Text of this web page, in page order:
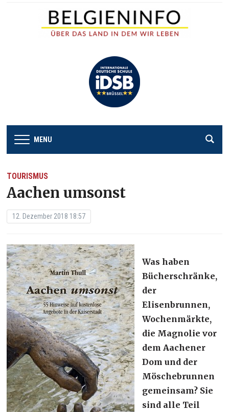
MENU
TOURISMUS
Aachen umsonst
12. Dezember 2018 18:57
Was haben
Bücherschränke,
der
Elisenbrunnen,
Wochenmärkte,
die Magnolie vor
dem Aachener
Dom und der
Möschebrunnen
gemeinsam? Sie
sind alle Teil